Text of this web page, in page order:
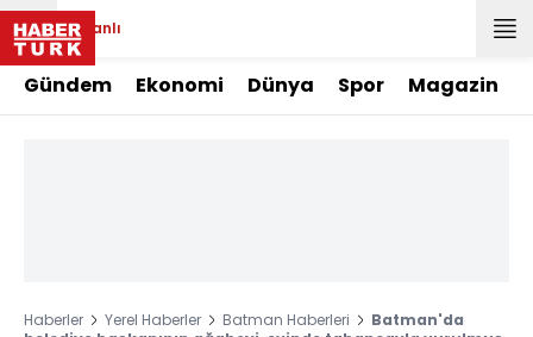
Canlı
Gündem Ekonomi Dünya Spor Magazin
Haberler Yerel Haberler Batman Haberleri
Batman'da